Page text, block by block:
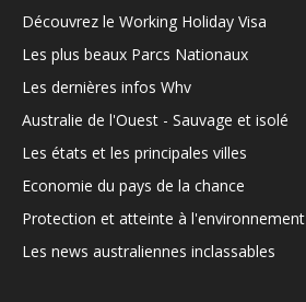
Découvrez le Working Holiday Visa
Les plus beaux Parcs Nationaux
Les dernières infos Whv
Australie de l'Ouest - Sauvage et isolé
Les états et les principales villes
Economie du pays de la chance
Protection et atteinte à l'environnement
Les news australiennes inclassables